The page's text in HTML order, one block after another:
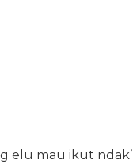
elu mau ikut ndak’